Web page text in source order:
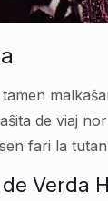
de viaj
fari la
Verda